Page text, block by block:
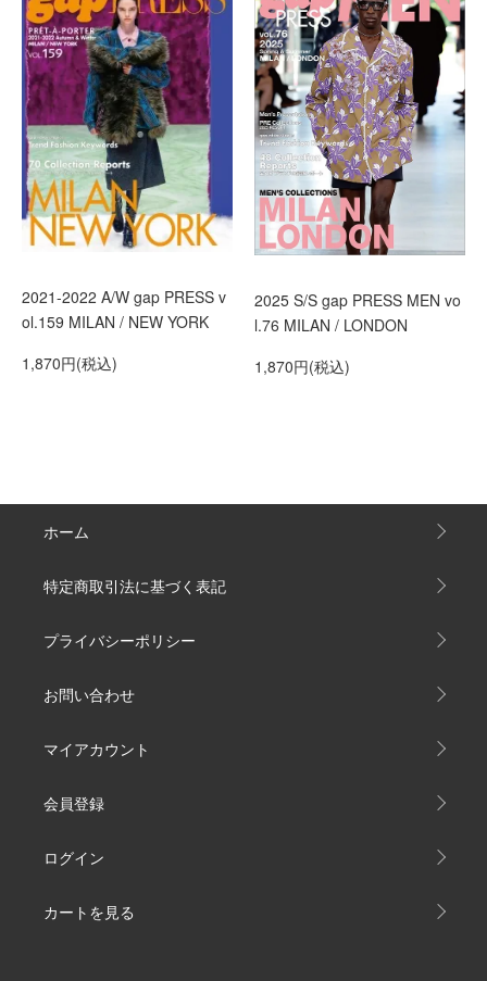
2021-2022 A/W gap PRESS v
ol.159 MILAN / NEW YORK
1,870円(税込)
2025 S/S gap PRESS MEN vo
l.76 MILAN / LONDON
1,870円(税込)
ホーム
特定商取引法に基づく表記
プライバシーポリシー
お問い合わせ
マイアカウント
会員登録
ログイン
カートを見る